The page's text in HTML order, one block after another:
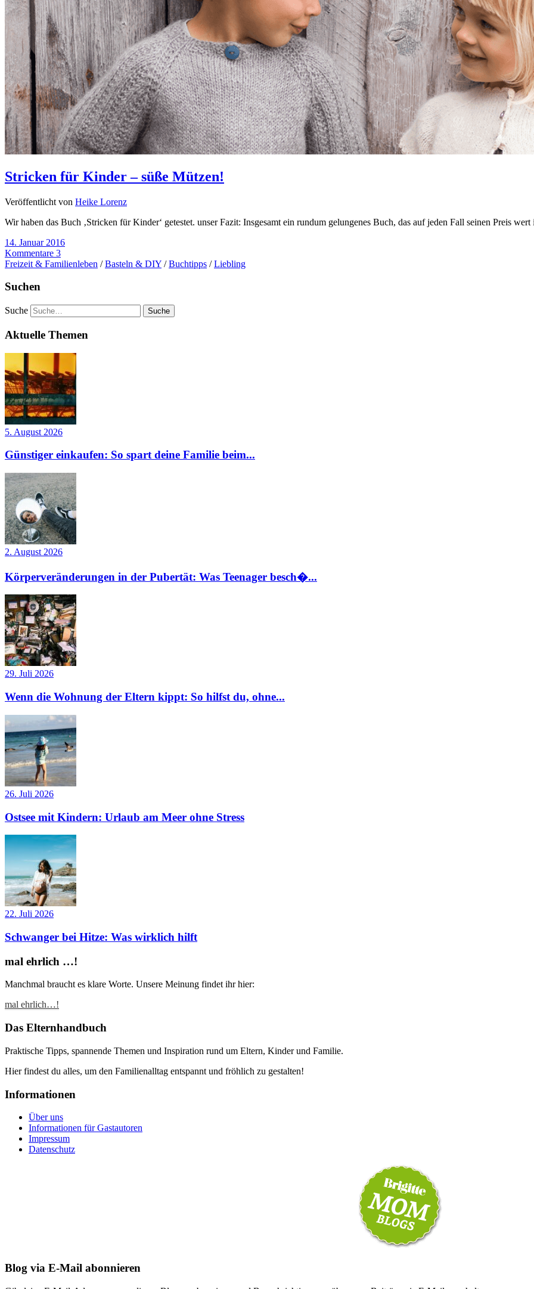
Stricken für Kinder – süße Mützen!
Veröffentlicht von Heike Lorenz
Wir haben das Buch ‚Stricken für Kinder‘ getestet. unser Fazit: Insgesamt ein rundum gelungenes Buch, das auf jeden Fall seinen Preis wert
14. Januar 2016
Kommentare 3
Freizeit & Familienleben /Basteln & DIY /Buchtipps /Liebling
Suchen
Suche
Aktuelle Themen
5. August 2026
Günstiger einkaufen: So spart deine Familie beim...
2. August 2026
Körperveränderungen in der Pubertät: Was Teenager besch�...
29. Juli 2026
Wenn die Wohnung der Eltern kippt: So hilfst du, ohne...
26. Juli 2026
Ostsee mit Kindern: Urlaub am Meer ohne Stress
22. Juli 2026
Schwanger bei Hitze: Was wirklich hilft
mal ehrlich …!
Manchmal braucht es klare Worte. Unsere Meinung findet ihr hier:
mal ehrlich…!
Das Elternhandbuch
Praktische Tipps, spannende Themen und Inspiration rund um Eltern, Kinder und Familie.
Hier findest du alles, um den Familienalltag entspannt und fröhlich zu gestalten!
Informationen
Über uns
Informationen für Gastautoren
Impressum
Datenschutz
Blog via E-Mail abonnieren